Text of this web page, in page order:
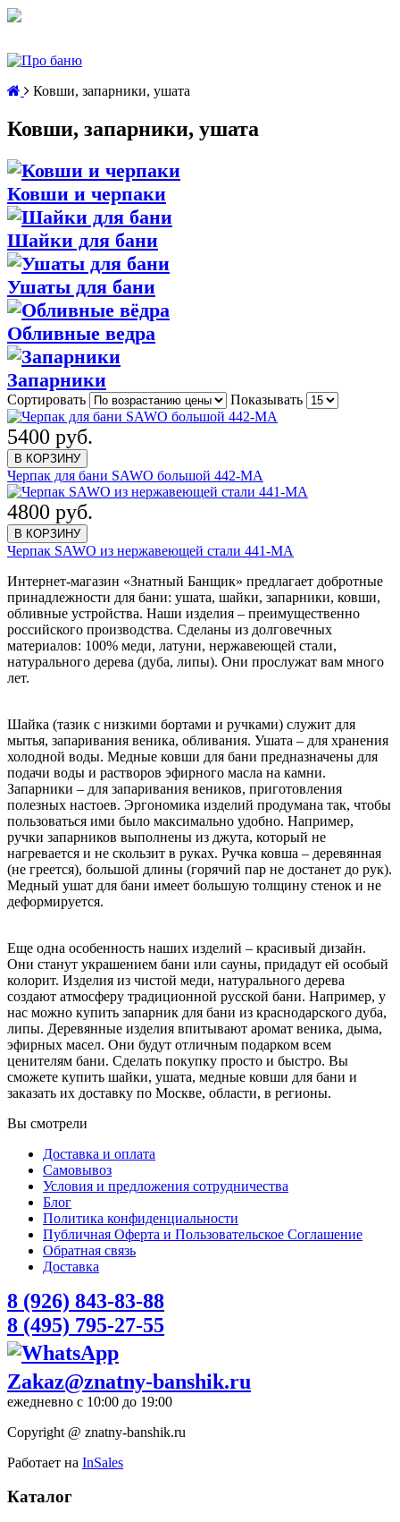
Ковши, запарники, ушата
Ковши, запарники, ушата
Ковши и черпаки
Шайки для бани
Ушаты для бани
Обливные ведра
Запарники
Сортировать Показывать
5400 руб.
В КОРЗИНУ
Черпак для бани SAWO большой 442-МA
4800 руб.
В КОРЗИНУ
Черпак SAWO из нержавеющей стали 441-MA
Интернет-магазин «Знатный Банщик» предлагает добротные
принадлежности для бани: ушата, шайки, запарники, ковши,
обливные устройства. Наши изделия – преимущественно
российского производства. Сделаны из долговечных
материалов: 100% меди, латуни, нержавеющей стали,
натурального дерева (дуба, липы). Они прослужат вам много
лет.
Шайка (тазик с низкими бортами и ручками) служит для
мытья, запаривания веника, обливания. Ушата – для хранения
холодной воды. Медные ковши для бани предназначены для
подачи воды и растворов эфирного масла на камни.
Запарники – для запаривания веников, приготовления
полезных настоев. Эргономика изделий продумана так, чтобы
пользоваться ими было максимально удобно. Например,
ручки запарников выполнены из джута, который не
нагревается и не скользит в руках. Ручка ковша – деревянная
(не греется), большой длины (горячий пар не достанет до рук).
Медный ушат для бани имеет большую толщину стенок и не
деформируется.
Еще одна особенность наших изделий – красивый дизайн.
Они станут украшением бани или сауны, придадут ей особый
колорит. Изделия из чистой меди, натурального дерева
создают атмосферу традиционной русской бани. Например, у
нас можно купить запарник для бани из краснодарского дуба,
липы. Деревянные изделия впитывают аромат веника, дыма,
эфирных масел. Они будут отличным подарком всем
ценителям бани. Сделать покупку просто и быстро. Вы
сможете купить шайки, ушата, медные ковши для бани и
заказать их доставку по Москве, области, в регионы.
Вы смотрели
Доставка и оплата
Самовывоз
Условия и предложения сотрудничества
Блог
Политика конфиденциальности
Публичная Оферта и Пользовательское Соглашение
Обратная связь
Доставка
8 (926) 843-83-88
8 (495) 795-27-55
Zakaz@znatny-banshik.ru
ежедневно с 10:00 до 19:00
Copyright @ znatny-banshik.ru
Работает на InSales
Каталог